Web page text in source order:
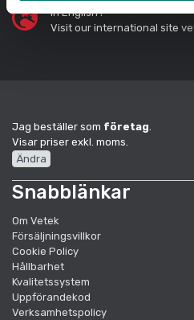
In English?
Visit our international site
Jag beställer som företag.
Visar priser exkl. moms.
Ändra
Snabblänkar
Om Vetek
Försäljningsvillkor
Cookie Policy
Hållbarhet
Kvalitetssystem
Uppförandekod
Verksamhetspolicy